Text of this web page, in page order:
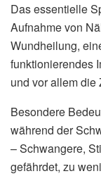
Das essentielle
Aufnahme von
Wundheilung,
funktionierendes
und vor allem die
Besondere
während der
– Schwangere,
gefährdet, zu